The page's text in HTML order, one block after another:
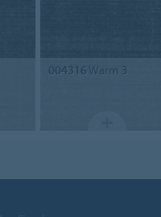
004316 Warm 3